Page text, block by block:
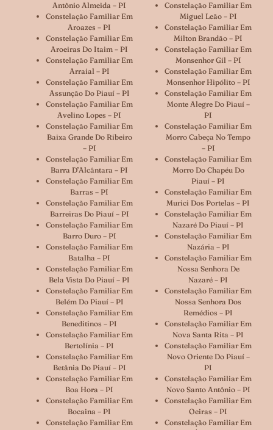
Antônio Almeida – PI
Constelação Familiar Em
Aroazes – PI
Constelação Familiar Em
Aroeiras Do Itaim – PI
Constelação Familiar Em
Arraial – PI
Constelação Familiar Em
Assunção Do Piauí – PI
Constelação Familiar Em
Avelino Lopes – PI
Constelação Familiar Em
Baixa Grande Do Ribeiro
– PI
Constelação Familiar Em
Barra D’Alcântara – PI
Constelação Familiar Em
Barras – PI
Constelação Familiar Em
Barreiras Do Piauí – PI
Constelação Familiar Em
Barro Duro – PI
Constelação Familiar Em
Batalha – PI
Constelação Familiar Em
Bela Vista Do Piauí – PI
Constelação Familiar Em
Belém Do Piauí – PI
Constelação Familiar Em
Beneditinos – PI
Constelação Familiar Em
Bertolínia – PI
Constelação Familiar Em
Betânia Do Piauí – PI
Constelação Familiar Em
Boa Hora – PI
Constelação Familiar Em
Bocaina – PI
Constelação Familiar Em
Constelação Familiar Em
Miguel Leão – PI
Constelação Familiar Em
Milton Brandão – PI
Constelação Familiar Em
Monsenhor Gil – PI
Constelação Familiar Em
Monsenhor Hipólito – PI
Constelação Familiar Em
Monte Alegre Do Piauí –
PI
Constelação Familiar Em
Morro Cabeça No Tempo
– PI
Constelação Familiar Em
Morro Do Chapéu Do
Piauí – PI
Constelação Familiar Em
Murici Dos Portelas – PI
Constelação Familiar Em
Nazaré Do Piauí – PI
Constelação Familiar Em
Nazária – PI
Constelação Familiar Em
Nossa Senhora De
Nazaré – PI
Constelação Familiar Em
Nossa Senhora Dos
Remédios – PI
Constelação Familiar Em
Nova Santa Rita – PI
Constelação Familiar Em
Novo Oriente Do Piauí –
PI
Constelação Familiar Em
Novo Santo Antônio – PI
Constelação Familiar Em
Oeiras – PI
Constelação Familiar Em